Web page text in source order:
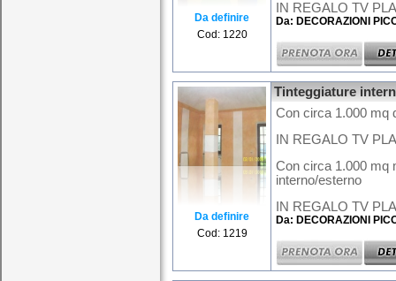
Da definire
Cod: 1220
IN REGALO TV
Da: DECORAZIONI
Da definire
Cod: 1219
Tinteggiature
Con circa 1.000 mq
IN REGALO TV
Con circa 1.000 mq
interno/esterno
IN REGALO TV
Da: DECORAZIONI